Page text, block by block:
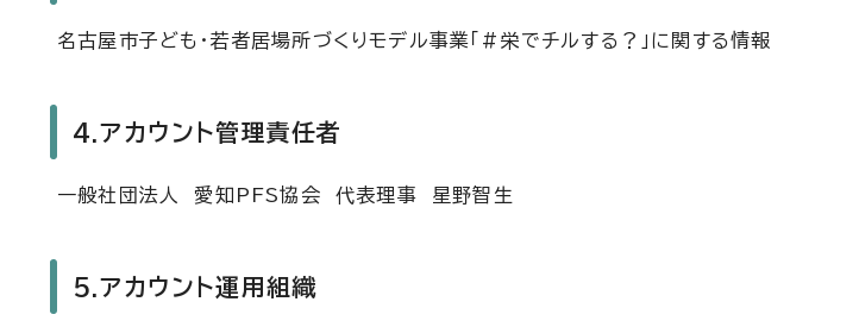
名古屋市子ども・若者居場所づくりモデル事業「#栄でチルする？」に関する情報
4.アカウント管理責任者
一般社団法人 愛知PFS協会 代表理事 星野智生
5.アカウント運用組織